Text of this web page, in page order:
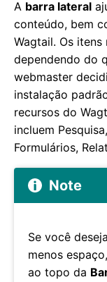
A barra lateral
conteúdo, bem
Wagtail. Os itens
dependendo do
webmaster
instalação
recursos do
incluem
Formulários,
Note
Se você
menos
ao topo da